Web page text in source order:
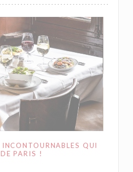
INCONTOURNABLES QUI
PARIS !